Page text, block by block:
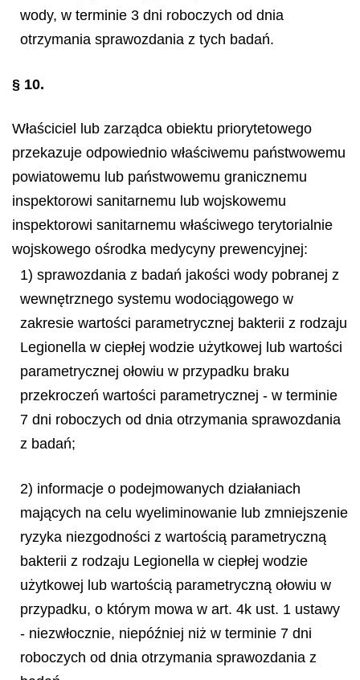
wody, w terminie 3 dni roboczych od dnia
otrzymania sprawozdania z tych badań.
§ 10.
Właściciel lub zarządca obiektu priorytetowego
przekazuje odpowiednio właściwemu państwowemu
powiatowemu lub państwowemu granicznemu
inspektorowi sanitarnemu lub wojskowemu
inspektorowi sanitarnemu właściwego terytorialnie
wojskowego ośrodka medycyny prewencyjnej:
1) sprawozdania z badań jakości wody pobranej z
wewnętrznego systemu wodociągowego w
zakresie wartości parametrycznej bakterii z rodzaju
Legionella w ciepłej wodzie użytkowej lub wartości
parametrycznej ołowiu w przypadku braku
przekroczeń wartości parametrycznej - w terminie
7 dni roboczych od dnia otrzymania sprawozdania
z badań;
2) informacje o podejmowanych działaniach
mających na celu wyeliminowanie lub zmniejszenie
ryzyka niezgodności z wartością parametryczną
bakterii z rodzaju Legionella w ciepłej wodzie
użytkowej lub wartością parametryczną ołowiu w
przypadku, o którym mowa w art. 4k ust. 1 ustawy
- niezwłocznie, niepóźniej niż w terminie 7 dni
roboczych od dnia otrzymania sprawozdania z